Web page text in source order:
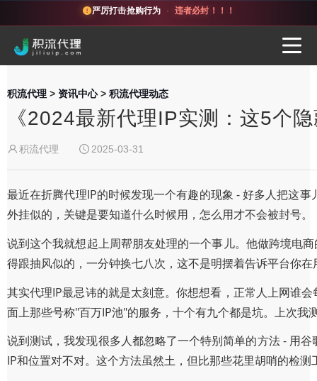
严厉打击抢购行为 · 违者必封！！！
积流代理 > 资讯中心> 积流代理动态
《2024最新代理IP实测：这5个
积流代理 2025-03-31
最近在折腾代理IP的时候发现一个有趣的现象 - 好多人把这
外挂似的，关键是要知道什么时候用，怎么用才不会被封号。
说到这个我就想起上周帮朋友处理的一个事儿。他做跨境电
得跟抽风似的，一分钟换七八次，这不是明摆着告诉平台你在
其实代理IP最忌讳的就是太刻意。你想想看，正常人上网谁
面上那些号称"百万IP池"的服务，十个有九个都是坑。上次
说到测试，我发现很多人都忽略了一个特别简单的方法 - 用
IP和位置对不对。这个方法虽然土，但比那些花里胡哨的检